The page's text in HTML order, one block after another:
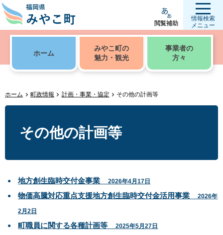
閲覧補助
情報検索
メニュー
ホーム
みやこ町の
魅力・観光
事業者の
方々
ホーム 町政情報 計画・事業・協定 その他の計画等
その他の計画等
地方創生臨時交付金事業 2026年4月17日
物価高騰対応重点支援地方創生臨時交付金活用事業 2026年
2月2日
町職員に関する各種計画等 2025年5月27日